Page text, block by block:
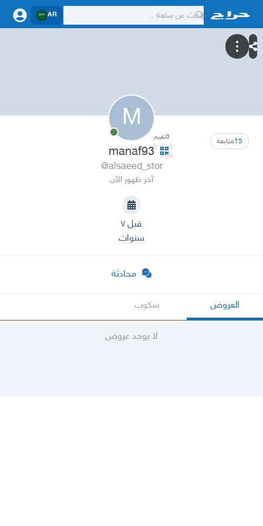
AR
M
15متابعة 0تقييم
manaf93
@alsaeed_stor
آخر ظهور الآن
قبل ٧
سنوات
محادثة
العروض سكوب
لا يوجد عروض